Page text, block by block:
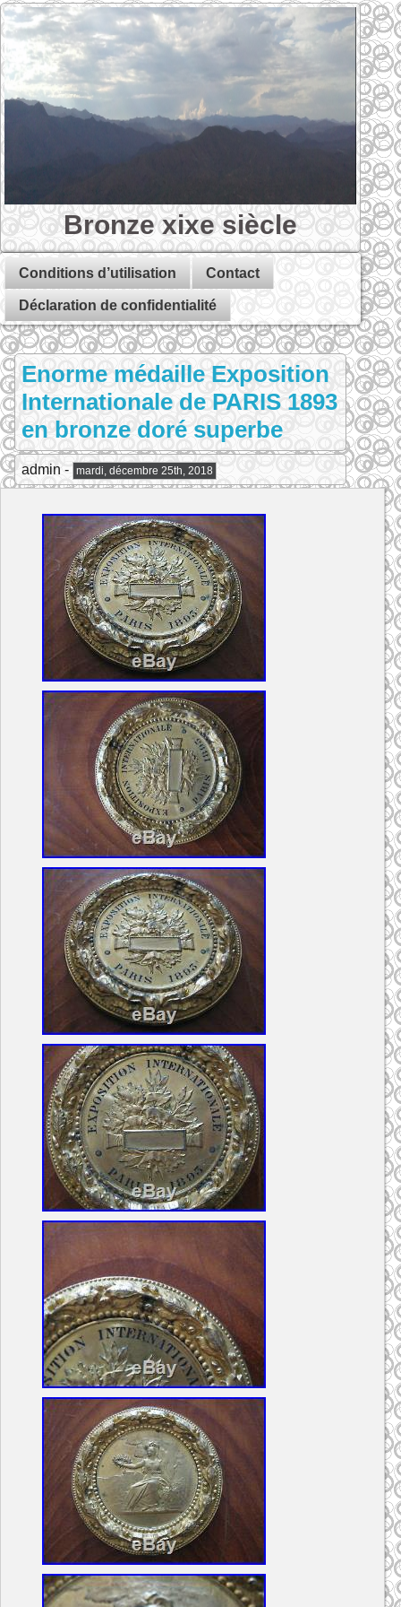
Bronze xixe siècle
Conditions d’utilisation Contact
Déclaration de confidentialité
Enorme médaille Exposition
Internationale de PARIS 1893
en bronze doré superbe
admin - mardi, décembre 25th, 2018